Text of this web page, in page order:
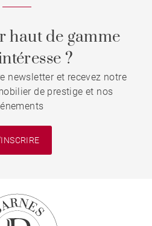
haut de gamme
?
newsletter et recevez notre
de prestige et nos